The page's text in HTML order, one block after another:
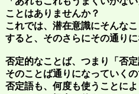
ことはありませんか？
これでは、潜在意識にそんな
すると、そのさらにその通り
否定的なことば、つまり「否
そのことば通りになっていく
否定語も、何度も使うことに